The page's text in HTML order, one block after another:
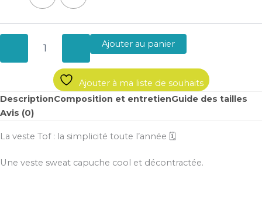
Ajouter au panier
Ajouter à ma liste de souhaits
DescriptionComposition et entretienGuide des tailles
Avis (0)
La veste Tof : la simplicité toute l’année 🗓️
Une veste sweat capuche cool et décontractée.